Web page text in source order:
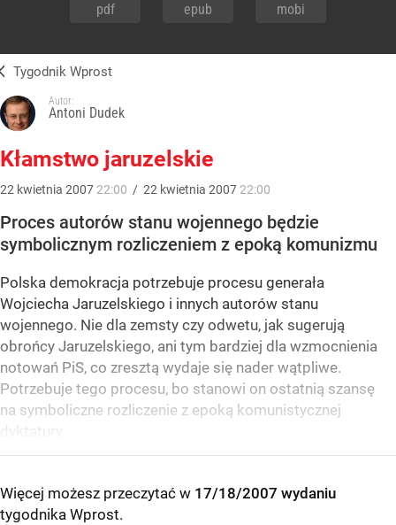
pdf epub mobi
Tygodnik Wprost
Autor:
Antoni Dudek
Kłamstwo jaruzelskie
22 kwietnia 2007 22:00 / 22 kwietnia 2007 22:00
Proces autorów stanu wojennego będzie
symbolicznym rozliczeniem z epoką komunizmu
Polska demokracja potrzebuje procesu generała
Wojciecha Jaruzelskiego i innych autorów stanu
wojennego. Nie dla zemsty czy odwetu, jak sugerują
obrońcy Jaruzelskiego, ani tym bardziej dla wzmocnienia
notowań PiS, co zresztą wydaje się nader wątpliwe.
Potrzebuje tego procesu, bo stanowi on ostatnią szansę
na symboliczne rozliczenie z epoką komunistycznej
dyktatury.
Więcej możesz przeczytać w 17/18/2007 wydaniu
tygodnika Wprost.